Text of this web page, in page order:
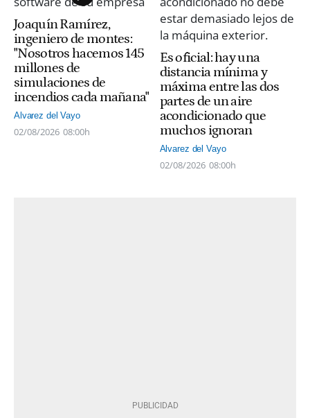
Joaquín Ramírez,
ingeniero de montes:
"Nosotros hacemos 145
millones de
simulaciones de
incendios cada mañana"
Alvarez del Vayo
02/08/2026 08:00h
Es oficial: hay una
distancia mínima y
máxima entre las dos
partes de un aire
acondicionado que
muchos ignoran
Alvarez del Vayo
02/08/2026 08:00h